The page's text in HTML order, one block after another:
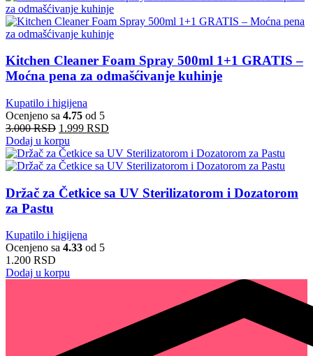
Kitchen Cleaner Foam Spray 500ml 1+1 GRATIS –
Moćna pena za odmašćivanje kuhinje
Kupatilo i higijena
Ocenjeno sa 4.75 od 5
3.000RSD Originalna
cena
je
bila:
1.999 RSD
je:
1.999 RSD.
Dodaj u korpu
Držač za Četkice sa UV Sterilizatorom i Dozatorom
za Pastu
Kupatilo i higijena
Ocenjeno sa 4.33 od 5
1.200 RSD
Dodaj u korpu